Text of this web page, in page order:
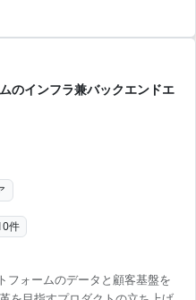
のインフラ兼バックエンドエ
件
フォームのデータと顧客基盤を